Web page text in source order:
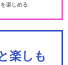
楽しめる
楽しも